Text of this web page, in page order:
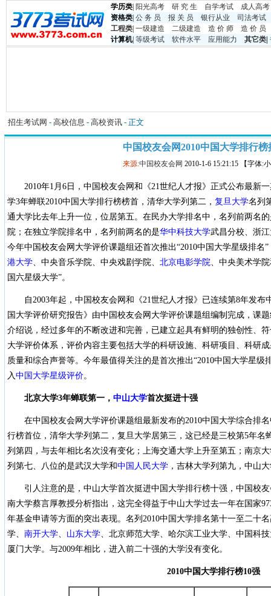
学历类 阳光高考 研 究 生 自学考试
成人高考
资格类 公 务 员 报 关 员 银行从业
司法考试
工程类 一级建造 二级建造 造 价 师
造 价 员
计算机| 等级考试 软件水平 应用能力 其它类
招生考试网 - 高校信息 - 高校资讯 - 正文
中国校友会网2010中国大学排行榜
来源:中国校友会网 2010-1-6 15:21:15 【字体:
2010年1月6日，中国校友会网和《21世纪人才报》正式公布最新
学3年蝉联2010中国大学排行榜榜首，清华大学列第二， 复旦大学名列
通大学比去年上升一位，位居第五。在民办大学排名中，名列前两名
院；在独立学院排名中，名列前两名的是华中科技大学武昌分校、浙
今年中国校友会网大学评价课题组还首次推出“2010中国大学星级排名
港大学、中央音乐学院、中央戏剧学院、 北京电影学院、中央美术学
国六星级大学”。
自2003年起，中国校友会网和《21世纪人才报》已连续第8年发布
国大学评价研究报告》由中国校友会网大学评价课题组编制完成，课
介绍说，经过多年的不断改进和完善，已建立起具有鲜明的独创性、
大学评价体系，评价内容主要包括大学的科研设施、科研项目、科研
质量和综合声誉等。今年最值得关注的是首次推出“2010中国大学星级
入中国大学星级评价。
北京大学3年蝉联第一， 中山大学首次挺进十强
在中国校友会网大学评价课题组最新发布的2010中国大学综合排
行榜首位，清华大学列第二，复旦大学居第三，这已经是三校第5年名
列第四，与去年相比名次没有变化；上海交通大学上升至第五；南京
列第七、八位的是武汉大学和中国人民大学，吉林大学列第九，中山
引人注意的是，中山大学首次挺进中国大学排行榜十强，中国校
南大学蔡言厚教授分析指出，这完全得益于中山大学过去一年在国家
年基金申请等方面的突出表现。名列2010中国大学排名第十一至二十
学、 南开大学、 山东大学、北京师范大学、哈尔滨工业大学、中国科
厦门大学。与2009年相比，进入前二十强的大学没有变化。
2010中国大学排行榜10强